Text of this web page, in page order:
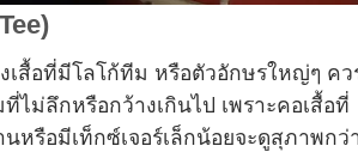
เสื้อที่มีโลโก้ทีม หรือตัวอักษรใหญ่ๆ คว
ไม่ลึกหรือกว้างเกินไป เพราะคอเสื้อที่
หรือมีเท็กซ์เจอร์เล็กน้อยจะดูสุภาพกว่